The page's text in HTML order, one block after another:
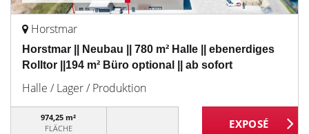
Horstmar
Horstmar || Neubau || 780 m² Halle || ebenerdiges
Rolltor ||194 m² Büro optional || ab sofort
Halle / Lager / Produktion
974,25 m²
FLÄCHE